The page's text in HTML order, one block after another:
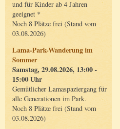
und für Kinder ab 4 Jahren
geeignet *
Noch 8 Plätze frei (Stand vom
03.08.2026)
Lama-Park-Wanderung im
Sommer
Samstag, 29.08.2026, 13:00 -
15:00 Uhr
Gemütlicher Lamaspaziergang für
alle Generationen im Park.
Noch 8 Plätze frei (Stand vom
03.08.2026)